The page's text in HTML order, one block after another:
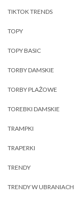
TIKTOK TRENDS
TOPY
TOPY BASIC
TORBY DAMSKIE
TORBY PLAŻOWE
TOREBKI DAMSKIE
TRAMPKI
TRAPERKI
TRENDY
TRENDY W UBRANIACH